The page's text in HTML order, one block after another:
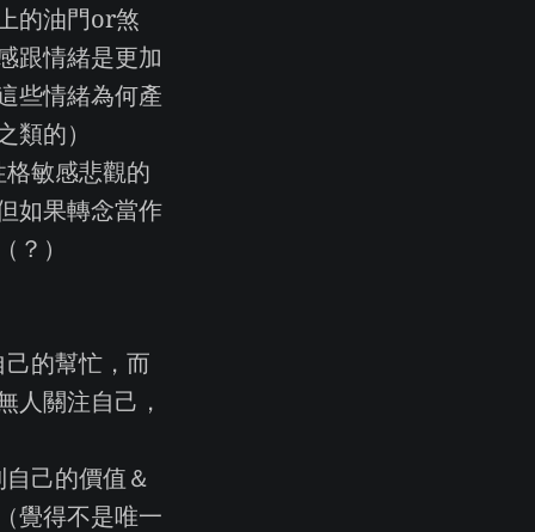
的油門or煞
跟情緒是更加
些情緒為何產
的）
敏感悲觀的
如果轉念當作
）
的幫忙，而
人關注自己，
己的價值＆
覺得不是唯一